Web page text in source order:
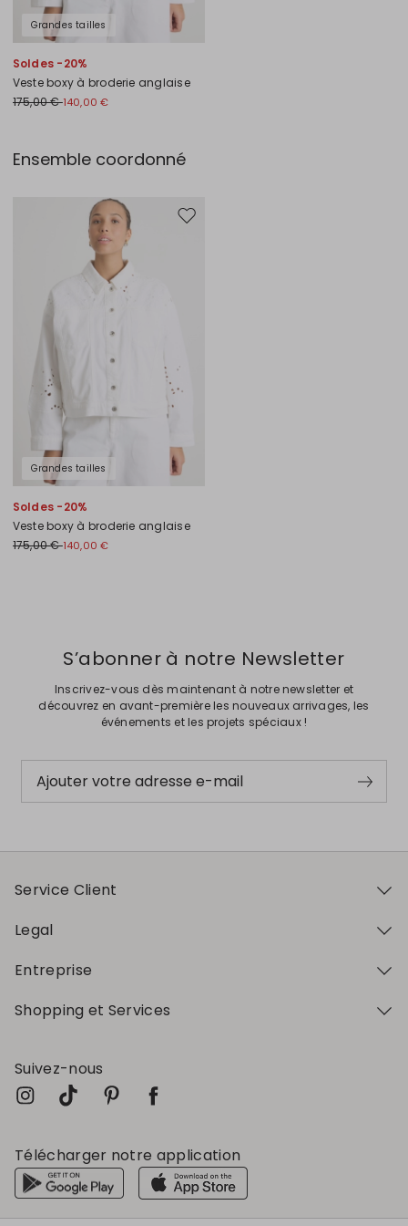
Grandes tailles
Soldes -20%
Veste boxy à broderie anglaise
175,00 €140,00 €
Ensemble coordonné
Ajouter vers la liste de souhaits
Grandes tailles
Soldes -20%
Veste boxy à broderie anglaise
175,00 €140,00 €
S’abonner à notre Newsletter
Inscrivez-vous dès maintenant à notre newsletter et
découvrez en avant-première les nouveaux arrivages, les
événements et les projets spéciaux !
Ajouter votre adresse e-mail
Service Client
Legal
Entreprise
Shopping et Services
Suivez-nous
Télécharger notre application